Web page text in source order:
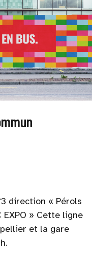
direction « Pérols
EXPO » Cette ligne
et la gare